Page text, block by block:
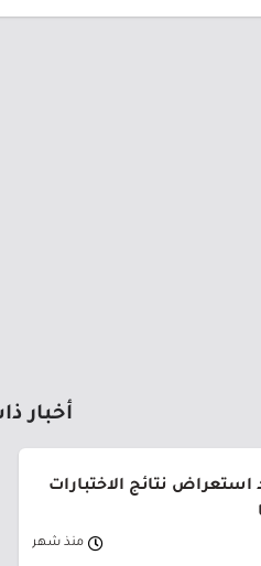
أخبار
استعراض نتائج الاختبارات
منذ شهر